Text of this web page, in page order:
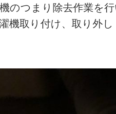
のつまり除去作業を
機取り付け、取り外